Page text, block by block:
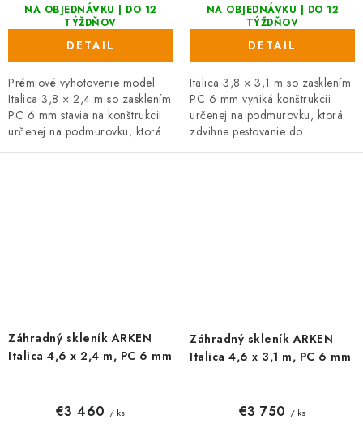
NA OBJEDNÁVKU | DO 12
TÝŽDŇOV
DETAIL
Prémiové vyhotovenie model
Italica 3,8 × 2,4 m so zasklením
PC 6 mm stavia na konštrukcii
určenej na podmurovku, ktorá
NA OBJEDNÁVKU | DO 12
TÝŽDŇOV
DETAIL
Italica 3,8 × 3,1 m so zasklením
PC 6 mm vyniká konštrukcii
určenej na podmurovku, ktorá
zdvihne pestovanie do
Záhradný skleník ARKEN
Italica 4,6 x 2,4 m, PC 6 mm
€3 460 / ks
Záhradný skleník ARKEN
Italica 4,6 x 3,1 m, PC 6 mm
€3 750 / ks